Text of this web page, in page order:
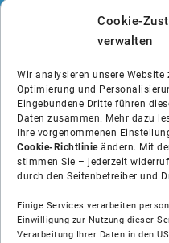
Cookie-
verwalten
Wir analysieren unsere
Optimierung und
Eingebundene Dritte führen
Daten zusammen. Mehr dazu
Ihre vorgenommenen
Cookie-Richtlinieändern. Mit
stimmen Sie – jederzeit
durch den Seitenbetreiber und
Einige Services verarbeiten
Einwilligung zur Nutzung dieser
Verarbeitung Ihrer Daten in den
Über uns